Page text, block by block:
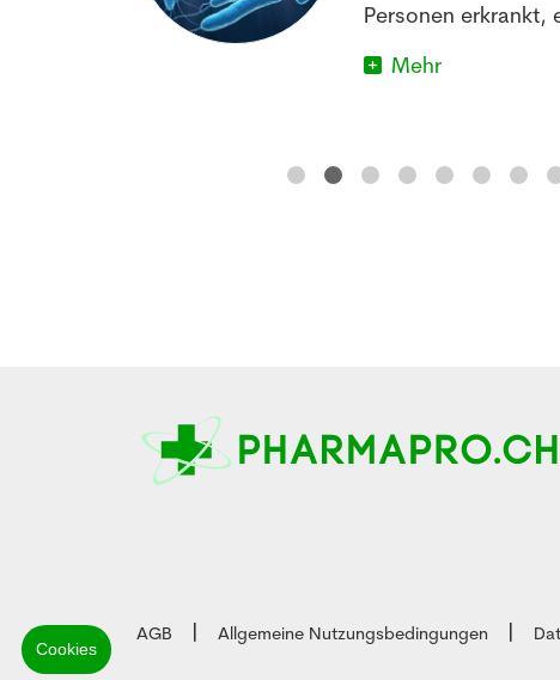
Personen erkrankt,
Mehr
AGB Allgemeine Nutzungsbedingungen